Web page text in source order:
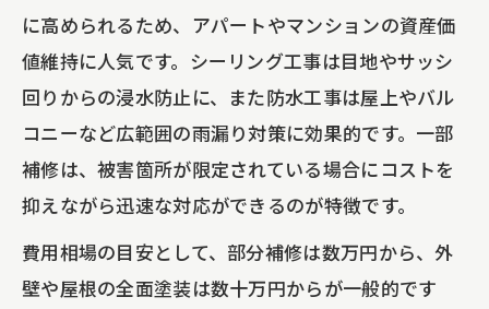
に高められるため、アパートやマンションの資産価
値維持に人気です。シーリング工事は目地やサッシ
回りからの浸水防止に、また防水工事は屋上やバル
コニーなど広範囲の雨漏り対策に効果的です。一部
補修は、被害箇所が限定されている場合にコストを
抑えながら迅速な対応ができるのが特徴です。
費用相場の目安として、部分補修は数万円から、外
壁や屋根の全面塗装は数十万円からが一般的です